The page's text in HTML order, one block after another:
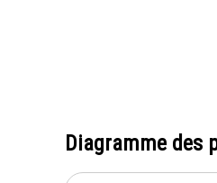
Diagramme des